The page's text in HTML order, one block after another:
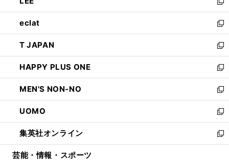
開
く
ウ
で
開
く
ィ
ン
ド
ウ
で
開
く
い
ウ
ィ
ン
ド
ウ
で
開
く
新
し
い
ウ
ィ
ン
ド
ウ
で
開
く
eclat
新
し
い
ウ
ィ
ン
ド
ウ
で
開
く
T JAPAN
新
し
い
ウ
ィ
ン
ド
ウ
で
開
HAPPY PLUS ONE
新
し
い
ウ
ィ
ン
ド
ウ
MEN'S NON-NO
新
し
い
ウ
ィ
ン
UOMO
新
し
い
ウ
集英社オンライン
新
し
芸能・情報・スポーツ